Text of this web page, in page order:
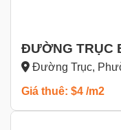
ĐƯỜNG TRỤC
Đường Trục,
Giá thuê: $4 /m2